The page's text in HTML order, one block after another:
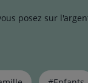
posez sur